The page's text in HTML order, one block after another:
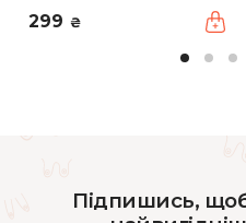
299 ₴
Підпишись,